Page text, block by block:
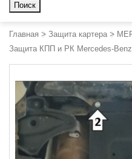
Поиск
Главная > Защита картера >
Защита КПП и РК Mercedes-